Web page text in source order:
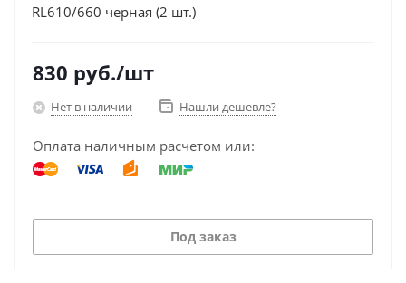
RL610/660 черная (2 шт.)
830 руб./шт
Нет в наличии Нашли дешевле?
Оплата наличным расчетом или:
Под заказ